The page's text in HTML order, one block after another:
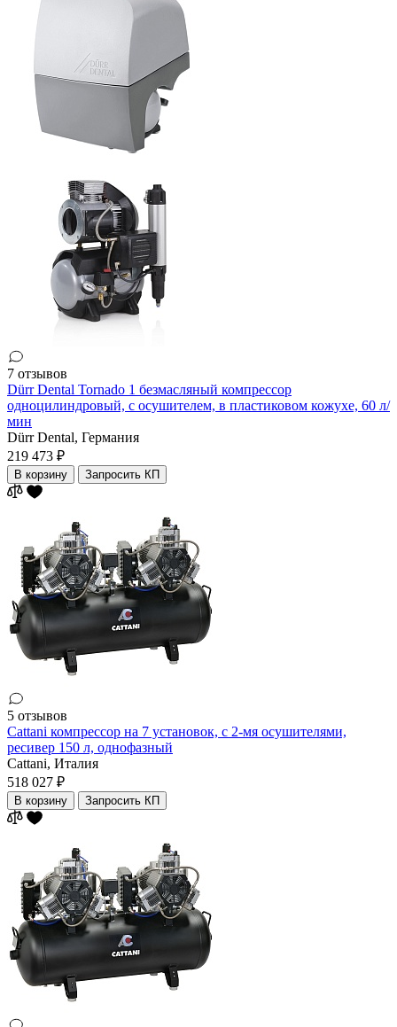
7 отзывов
Dürr Dental Tornado 1 безмасляный компрессор
одноцилиндровый, с осушителем, в пластиковом кожухе, 60 л/
мин
Dürr Dental, Германия
219 473 ₽
В корзину Запросить КП
5 отзывов
Cattani компрессор на 7 установок, с 2-мя осушителями,
ресивер 150 л, однофазный
Cattani, Италия
518 027 ₽
В корзину Запросить КП